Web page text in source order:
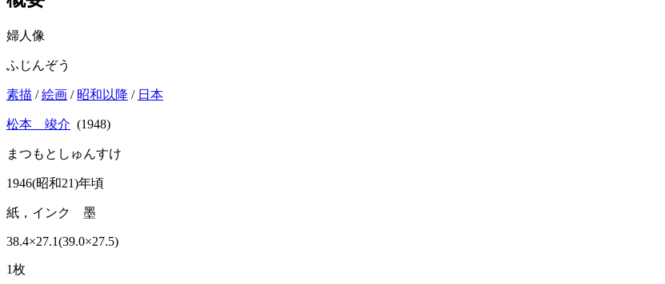
婦人像
ふじんぞう
素描 /絵画 / 昭和以降 / 日本
松本 竣介 (1948)
まつもとしゅんすけ
1946(昭和21)年頃
紙，インク 墨
38.4×27.1(39.0×27.5)
1枚